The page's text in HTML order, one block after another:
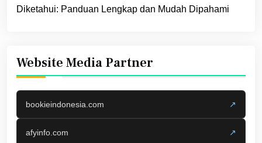
Diketahui: Panduan Lengkap dan Mudah Dipahami
Website Media Partner
bookieindonesia.com ↗
afyinfo.com ↗